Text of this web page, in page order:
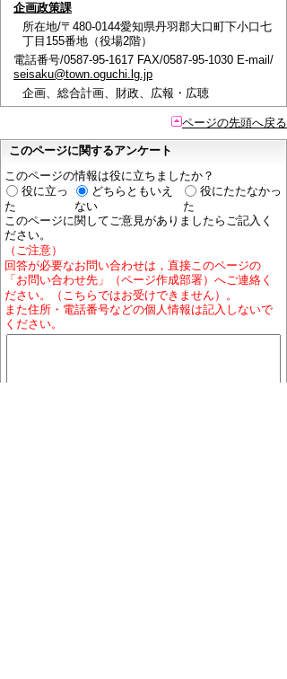
企画政策課
所在地/〒480-0144愛知県丹羽郡大口町下小口七
丁目155番地（役場2階）
電話番号/0587-95-1617 FAX/0587-95-1030 E-mail/
seisaku@town.oguchi.lg.jp
企画、総合計画、財政、広報・広聴
ページの先頭へ戻る
このページに関するアンケート
このページの情報は役に立ちましたか？
役に立っ
た
どちらともいえ
ない
役にたたなかっ
た
このページに関してご意見がありましたらご記入く
ださい。
（ご注意）
回答が必要なお問い合わせは，直接このページの
「お問い合わせ先」（ページ作成部署）へご連絡く
ださい。（こちらではお受けできません）。
また住所・電話番号などの個人情報は記入しないで
ください。